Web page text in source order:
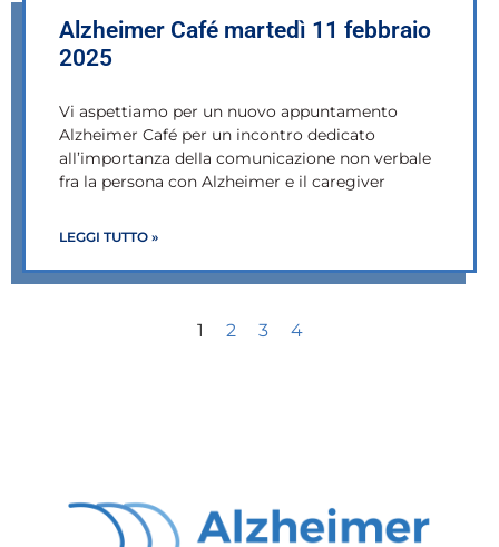
Alzheimer Café martedì 11 febbraio
2025
Vi aspettiamo per un nuovo appuntamento
Alzheimer Café per un incontro dedicato
all’importanza della comunicazione non verbale
fra la persona con Alzheimer e il caregiver
LEGGI TUTTO »
1 2 3 4